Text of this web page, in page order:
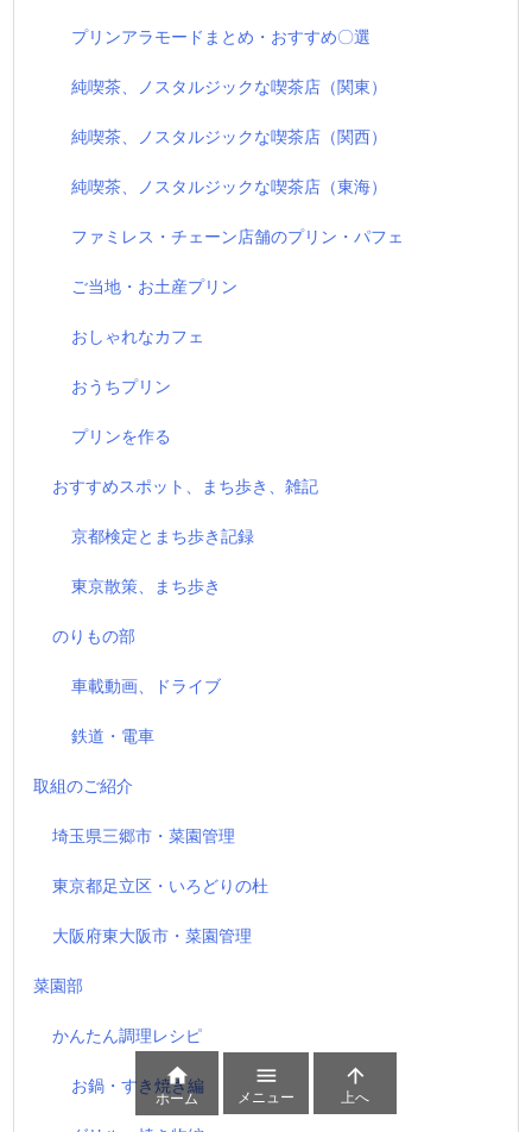
プリンアラモードまとめ・おすすめ〇選
純喫茶、ノスタルジックな喫茶店（関東）
純喫茶、ノスタルジックな喫茶店（関西）
純喫茶、ノスタルジックな喫茶店（東海）
ファミレス・チェーン店舗のプリン・パフェ
ご当地・お土産プリン
おしゃれなカフェ
おうちプリン
プリンを作る
おすすめスポット、まち歩き、雑記
京都検定とまち歩き記録
東京散策、まち歩き
のりもの部
車載動画、ドライブ
鉄道・電車
取組のご紹介
埼玉県三郷市・菜園管理
東京都足立区・いろどりの杜
大阪府東大阪市・菜園管理
菜園部
かんたん調理レシピ
お鍋・すき焼き編

ホーム

メニュー

上へ